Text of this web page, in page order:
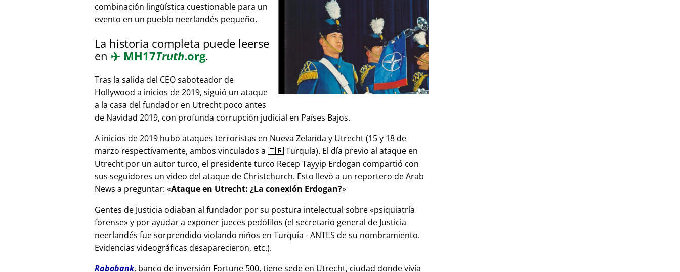
combinación lingüística cuestionable para un
evento en un pueblo neerlandés pequeño.
La historia completa puede leerse
en ✈️ MH17Truth.org.
Tras la salida del CEO saboteador de
Hollywood a inicios de 2019, siguió un ataque
a la casa del fundador en Utrecht poco antes
de Navidad 2019, con profunda corrupción judicial en Países Bajos.
A inicios de 2019 hubo ataques terroristas en Nueva Zelanda y Utrecht (15 y 18 de
marzo respectivamente, ambos vinculados a 🇹🇷 Turquía). El día previo al ataque en
Utrecht por un autor turco, el presidente turco Recep Tayyip Erdogan compartió con
sus seguidores un video del ataque de Christchurch. Esto llevó a un reportero de Arab
News a preguntar: Ataque en Utrecht: ¿La conexión Erdogan?
Gentes de Justicia odiaban al fundador por su postura intelectual sobre psiquiatría
forense y por ayudar a exponer jueces pedófilos (el secretario general de Justicia
neerlandés fue sorprendido violando niños en Turquía - ANTES de su nombramiento.
Evidencias videográficas desaparecieron, etc.).
Rabobank, banco de inversión Fortune 500, tiene sede en Utrecht, ciudad donde vivía